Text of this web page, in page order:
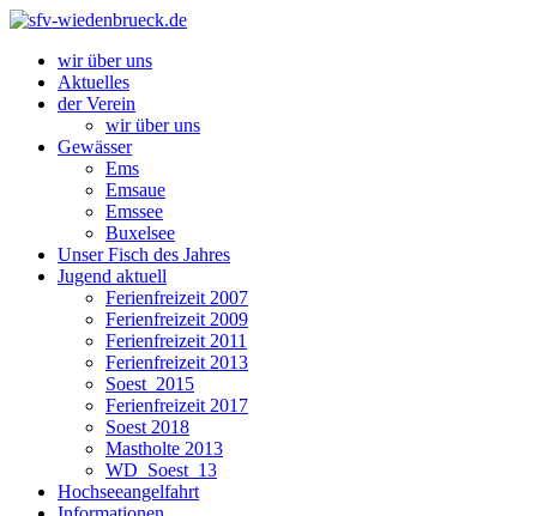
wir über uns
Aktuelles
der Verein
wir über uns
Gewässer
Ems
Emsaue
Emssee
Buxelsee
Unser Fisch des Jahres
Jugend aktuell
Ferienfreizeit 2007
Ferienfreizeit 2009
Ferienfreizeit 2011
Ferienfreizeit 2013
Soest_2015
Ferienfreizeit 2017
Soest 2018
Mastholte 2013
WD_Soest_13
Hochseeangelfahrt